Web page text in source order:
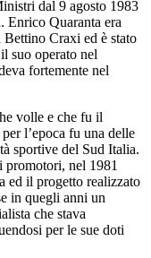
dal 9 agosto 1983
Enrico Quaranta era
Bettino Craxi ed è stato
suo operato nel
fortemente nel
volle e che fu il
l’epoca fu una delle
sportive del Sud Italia.
promotori, nel 1981
ed il progetto realizzato
in quegli anni un
che stava
per le sue doti